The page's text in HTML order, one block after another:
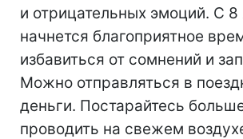
и отрицательных эмоций. С 8
начнется благоприятное
избавиться от сомнений и
Можно отправляться в
деньги. Постарайтесь
проводить на свежем